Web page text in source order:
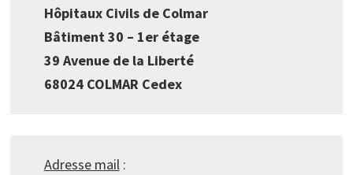
Hôpitaux Civils de Colmar
Bâtiment 30 – 1er étage
39 Avenue de la Liberté
68024 COLMAR Cedex
Adresse mail: